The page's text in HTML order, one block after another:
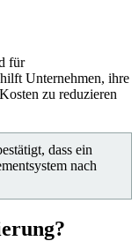
für
Unternehmen, ihre
zu reduzieren
dass ein
nach